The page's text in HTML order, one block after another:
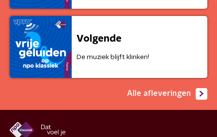
Volgende
De muziek blijft klinken!
Alle afleveringen